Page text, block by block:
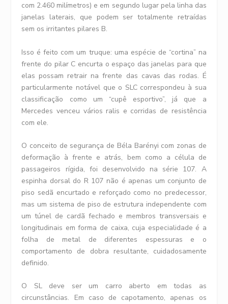
com 2.460 milímetros) e em segundo lugar pela linha das
janelas laterais, que podem ser totalmente retraídas
sem os irritantes pilares B.
Isso é feito com um truque: uma espécie de “cortina” na
frente do pilar C encurta o espaço das janelas para que
elas possam retrair na frente das cavas das rodas. É
particularmente notável que o SLC correspondeu à sua
classificação como um “cupê esportivo”, já que a
Mercedes venceu vários ralis e corridas de resistência
com ele.
O conceito de segurança de Béla Barényi com zonas de
deformação à frente e atrás, bem como a célula de
passageiros rígida, foi desenvolvido na série 107. A
espinha dorsal do R 107 não é apenas um conjunto de
piso sedã encurtado e reforçado como no predecessor,
mas um sistema de piso de estrutura independente com
um túnel de cardã fechado e membros transversais e
longitudinais em forma de caixa, cuja especialidade é a
folha de metal de diferentes espessuras e o
comportamento de dobra resultante, cuidadosamente
definido.
O SL deve ser um carro aberto em todas as
circunstâncias. Em caso de capotamento, apenas os